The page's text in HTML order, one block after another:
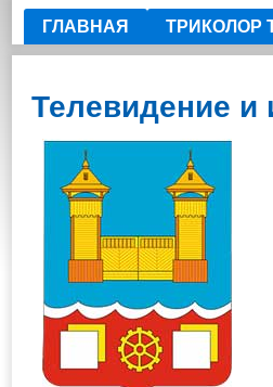
ГЛАВНАЯ ТРИКОЛОР
Телевидение